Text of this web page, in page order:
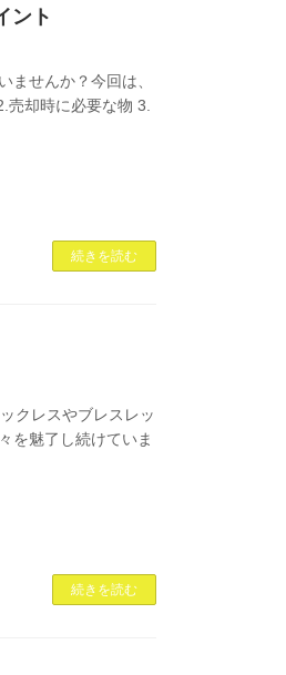
ント
せんか？今回は、
却時に必要な物 3.
続きを読む
クレスやブレスレッ
を魅了し続けていま
続きを読む